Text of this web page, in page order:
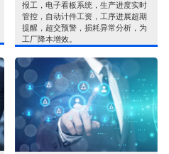
报工，电子看板系统，生产进度实时
管控，自动计件工资，工序进展超期
提醒，超交预警，损耗异常分析，为
工厂降本增效。